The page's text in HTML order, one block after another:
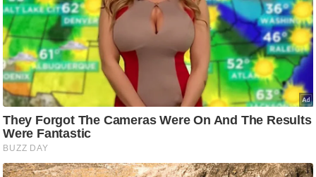
तृ
भू
मि
स्तं
भ
ए
म
.
आ